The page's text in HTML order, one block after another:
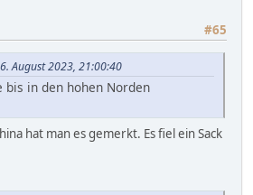
#65
August 2023, 21:00:40
bis in den hohen Norden
hat man es gemerkt. Es fiel ein Sack